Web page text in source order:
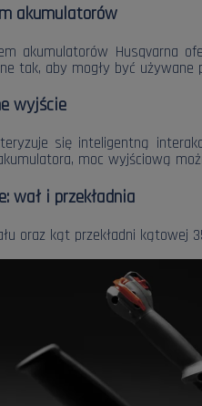
akumulatorów
akumulatorów Husqvarna
tak, aby mogły być używane
wyjście
się inteligentną
moc wyjściową
wał i przekładnia
oraz kąt przekładni